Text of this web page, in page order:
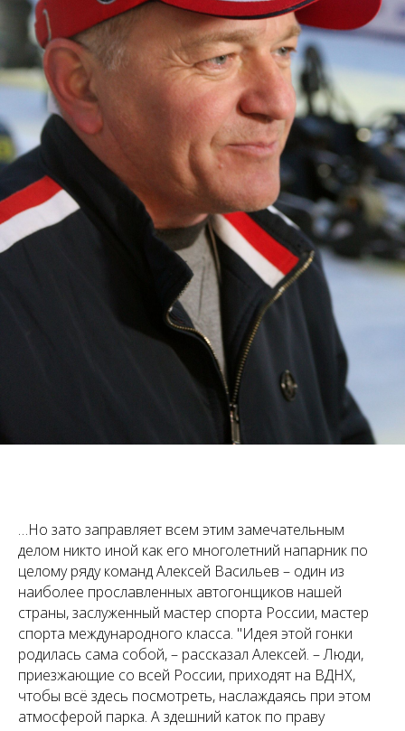
…Но зато заправляет всем этим замечательным
делом никто иной как его многолетний напарник по
целому ряду команд Алексей Васильев – один из
наиболее прославленных автогонщиков нашей
страны, заслуженный мастер спорта России, мастер
спорта международного класса. "Идея этой гонки
родилась сама собой, – рассказал Алексей. – Люди,
приезжающие со всей России, приходят на ВДНХ,
чтобы всё здесь посмотреть, наслаждаясь при этом
атмосферой парка. А здешний каток по праву